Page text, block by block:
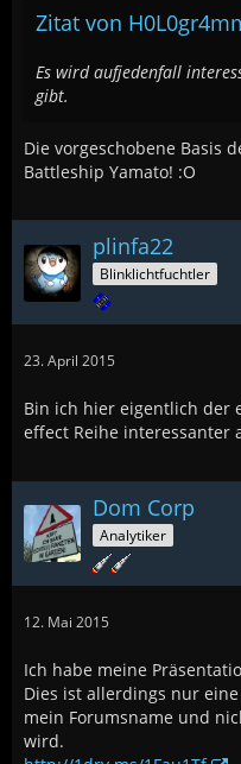
Zitat von
Es wird aufjedenfall
gibt.
Die vorgeschobene Basis
Battleship Yamato! :O
plinfa22
Blinklichtfuchtler
23. April 2015
Bin ich hier eigentlich der
effect Reihe interessanter
Dom Corp
Analytiker
12. Mai 2015
Ich habe meine
Dies ist allerdings nur
mein Forumsname und
wird.